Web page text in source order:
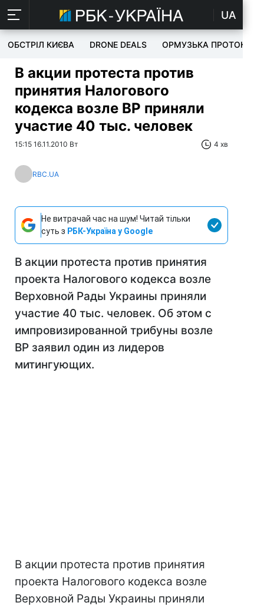
UA
ОБСТРІЛ КИЄВА DRONE DEALS ОРМУЗЬКА ПРОТОКА
В акции протеста против
принятия Налогового
кодекса возле ВР приняли
участие 40 тыс. человек
15:15 16.11.2010 Вт 4 хв
RBC.UA
Не витрачай час на шум! Читай тільки
суть з РБК-Україна у Google
В акции протеста против принятия
проекта Налогового кодекса возле
Верховной Рады Украины приняли
участие 40 тыс. человек. Об этом с
импровизированной трибуны возле
ВР заявил один из лидеров
митингующих.
В акции протеста против принятия
проекта Налогового кодекса возле
Верховной Рады Украины приняли